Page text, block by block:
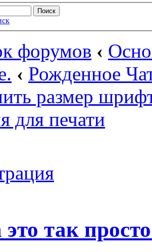
форумов ‹
‹ Рожденное
размер
для печати
так